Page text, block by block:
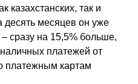
казахстанских, так и
десять месяцев он уже
сразу на 15,5% больше,
платежей от
платежным картам